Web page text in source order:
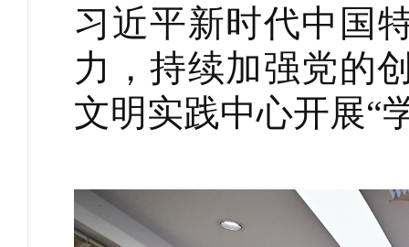
习近平新时代中国
力，持续加强党的
文明实践中心开展“